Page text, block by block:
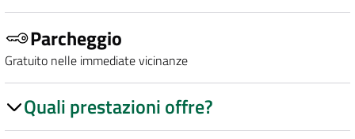
Parcheggio
Gratuito nelle immediate vicinanze
Quali prestazioni offre?